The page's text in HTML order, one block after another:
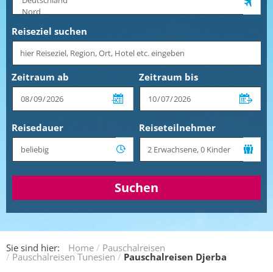
Reiseziel suchen
Zeitraum ab Zeitraum bis
Reisedauer Reiseteilnehmer
Suchen
Sie sind hier: Home Pauschalreisen
Pauschalreisen Tunesien Pauschalreisen Djerba